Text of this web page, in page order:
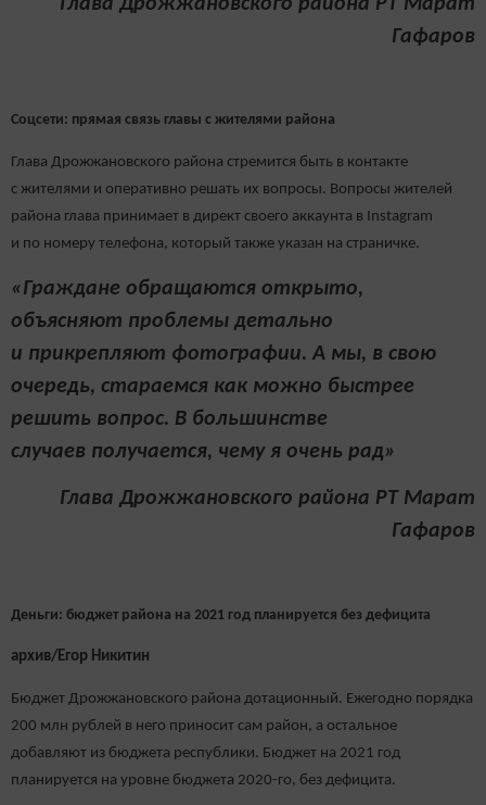
Гафаров
Соцсети: прямая связь главы с жителями района
Глава Дрожжановского района стремится быть в контакте
с жителями и оперативно решать их вопросы. Вопросы жителей
района глава принимает в директ своего аккаунта в Instagram
и по номеру телефона, который также указан на страничке.
«Граждане обращаются открыто,
объясняют проблемы детально
и прикрепляют фотографии. А мы, в свою
очередь, стараемся как можно быстрее
решить вопрос. В большинстве
случаев получается, чему я очень рад»
Глава Дрожжановского района РТ Марат
Гафаров
Деньги: бюджет района на 2021 год планируется без дефицита
архив/Егор Никитин
Бюджет Дрожжановского района дотационный. Ежегодно порядка
200 млн рублей в него приносит сам район, а остальное
добавляют из бюджета республики. Бюджет на 2021 год
планируется на уровне бюджета 2020-го, без дефицита.